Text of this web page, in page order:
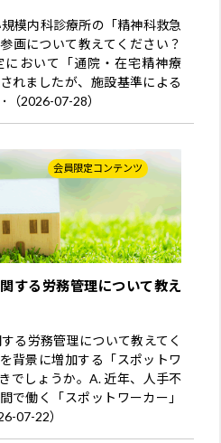
模内科診療所の「精神科救急
画について教えてください？
おいて「通院・在宅精神療
れましたが、施設基準による
（2026-07-28）
会員限定コンテンツ
する労務管理について教え
る労務管理について教えてく
背景に増加する「スポットワ
でしょうか。A. 近年、人手不
で働く「スポットワーカー」
07-22）